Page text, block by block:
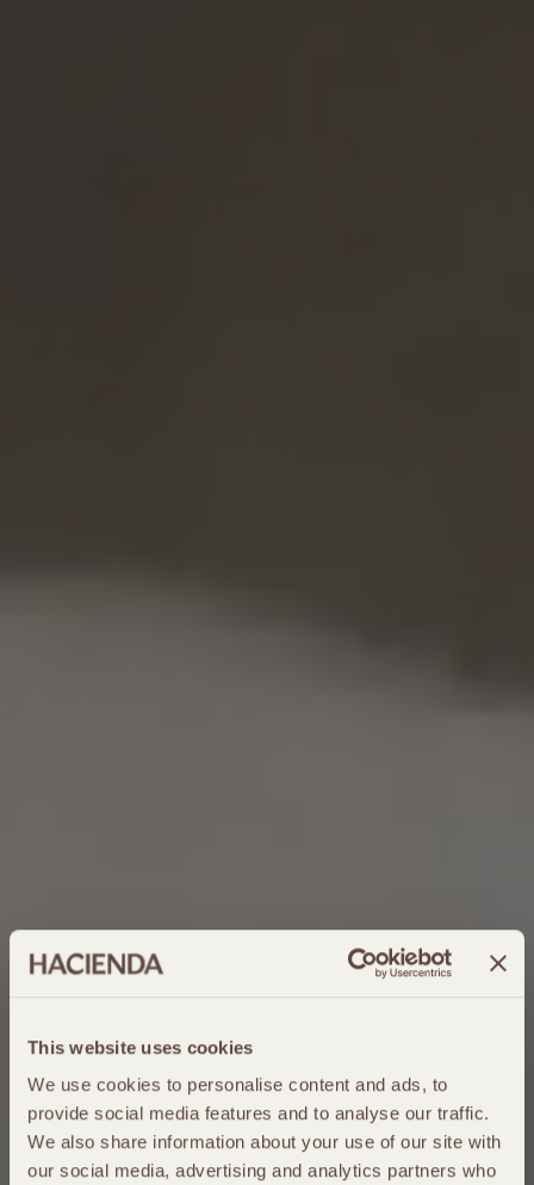
This website uses cookies
We use cookies to personalise content and ads, to
provide social media features and to analyse our traffic.
We also share information about your use of our site with
our social media, advertising and analytics partners who